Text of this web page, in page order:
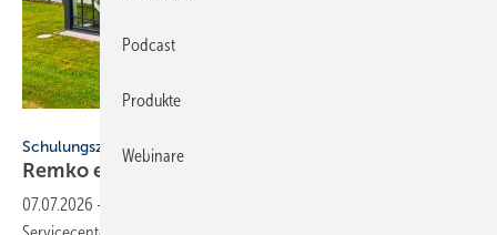
Schulungszentrum
Remko eröffnet neu­en Stand­ort in
07.07.2026 -
Podcast
Produkte
Webinare